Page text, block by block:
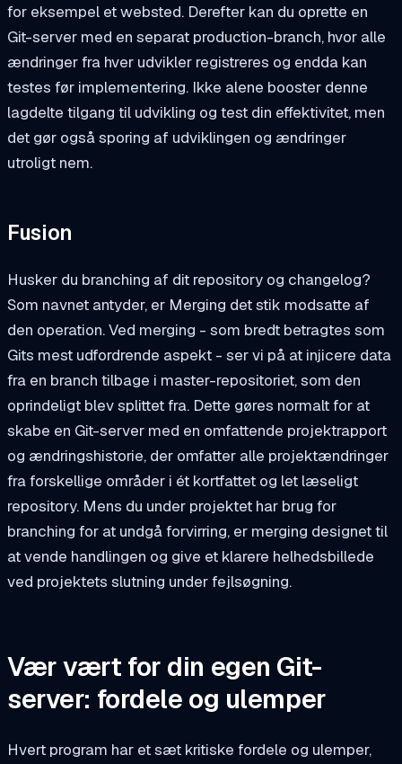
for eksempel et websted. Derefter kan du oprette en
Git-server med en separat production-branch, hvor alle
ændringer fra hver udvikler registreres og endda kan
testes før implementering. Ikke alene booster denne
lagdelte tilgang til udvikling og test din effektivitet, men
det gør også sporing af udviklingen og ændringer
utroligt nem.
Fusion
Husker du branching af dit repository og changelog?
Som navnet antyder, er Merging det stik modsatte af
den operation. Ved merging - som bredt betragtes som
Gits mest udfordrende aspekt - ser vi på at injicere data
fra en branch tilbage i master-repositoriet, som den
oprindeligt blev splittet fra. Dette gøres normalt for at
skabe en Git-server med en omfattende projektrapport
og ændringshistorie, der omfatter alle projektændringer
fra forskellige områder i ét kortfattet og let læseligt
repository. Mens du under projektet har brug for
branching for at undgå forvirring, er merging designet til
at vende handlingen og give et klarere helhedsbillede
ved projektets slutning under fejlsøgning.
Vær vært for din egen Git-
server: fordele og ulemper
Hvert program har et sæt kritiske fordele og ulemper,